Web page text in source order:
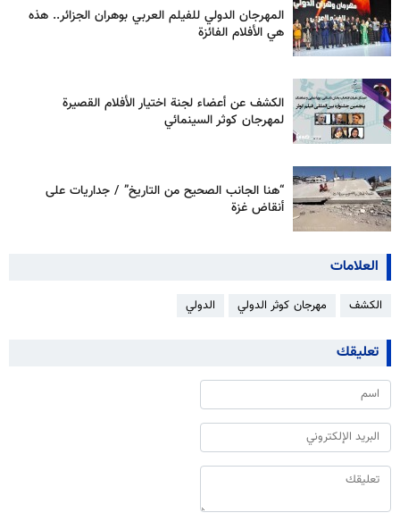
المهرجان الدولي للفيلم العربي بوهران الجزائر.. هذه
هي الأفلام الفائزة
الكشف عن أعضاء لجنة اختيار الأفلام القصيرة
لمهرجان كوثر السينمائي
“هنا الجانب الصحيح من التاريخ” / جداریات على
أنقاض غزة
العلامات
الكشف مهرجان كوثر الدولي الدولي
تعليقك